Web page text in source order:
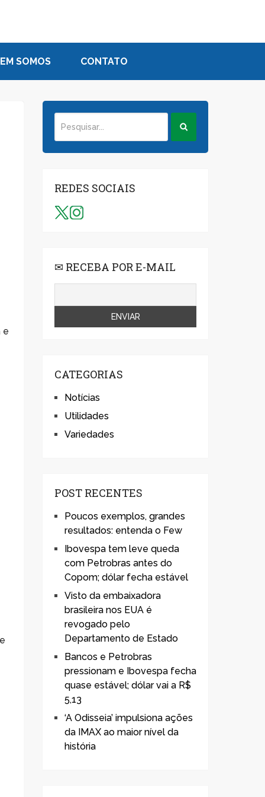
SOMOS CONTATO
e
REDES SOCIAIS
✉ RECEBA POR E-MAIL
CATEGORIAS
Notícias
Utilidades
Variedades
POST RECENTES
Poucos exemplos, grandes
resultados: entenda o Few
Ibovespa tem leve queda
com Petrobras antes do
Copom; dólar fecha estável
Visto da embaixadora
brasileira nos EUA é
revogado pelo
Departamento de Estado
Bancos e Petrobras
pressionam e Ibovespa fecha
quase estável; dólar vai a R$
5,13
‘A Odisseia’ impulsiona ações
da IMAX ao maior nível da
história